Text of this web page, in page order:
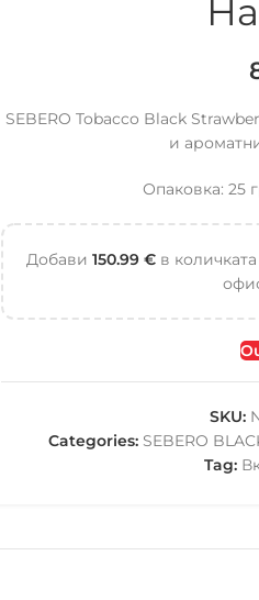
SEBERO Tobacco Black
и
Опаковка: 25
Добави 150.99 €в
SKU:
Categories: SEBERO
Tag: